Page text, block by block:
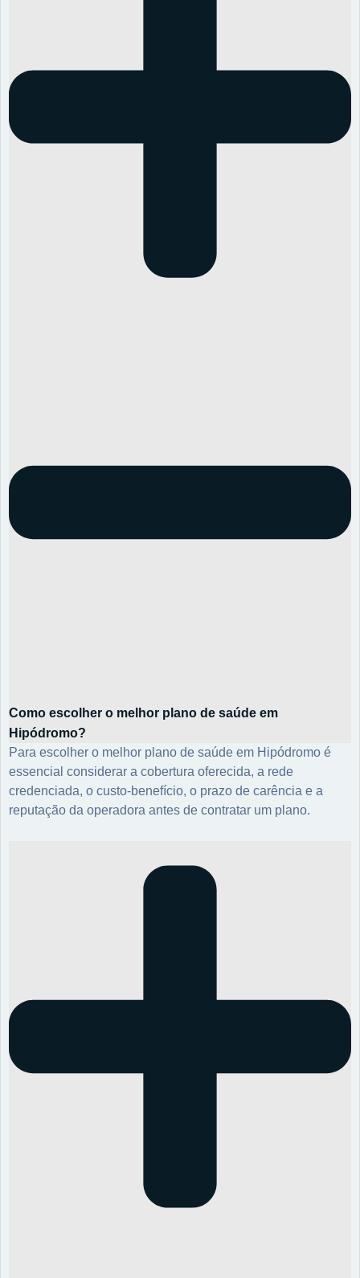
Como escolher o melhor plano de saúde em
Hipódromo?
Para escolher o melhor plano de saúde em Hipódromo é
essencial considerar a cobertura oferecida, a rede
credenciada, o custo-benefício, o prazo de carência e a
reputação da operadora antes de contratar um plano.